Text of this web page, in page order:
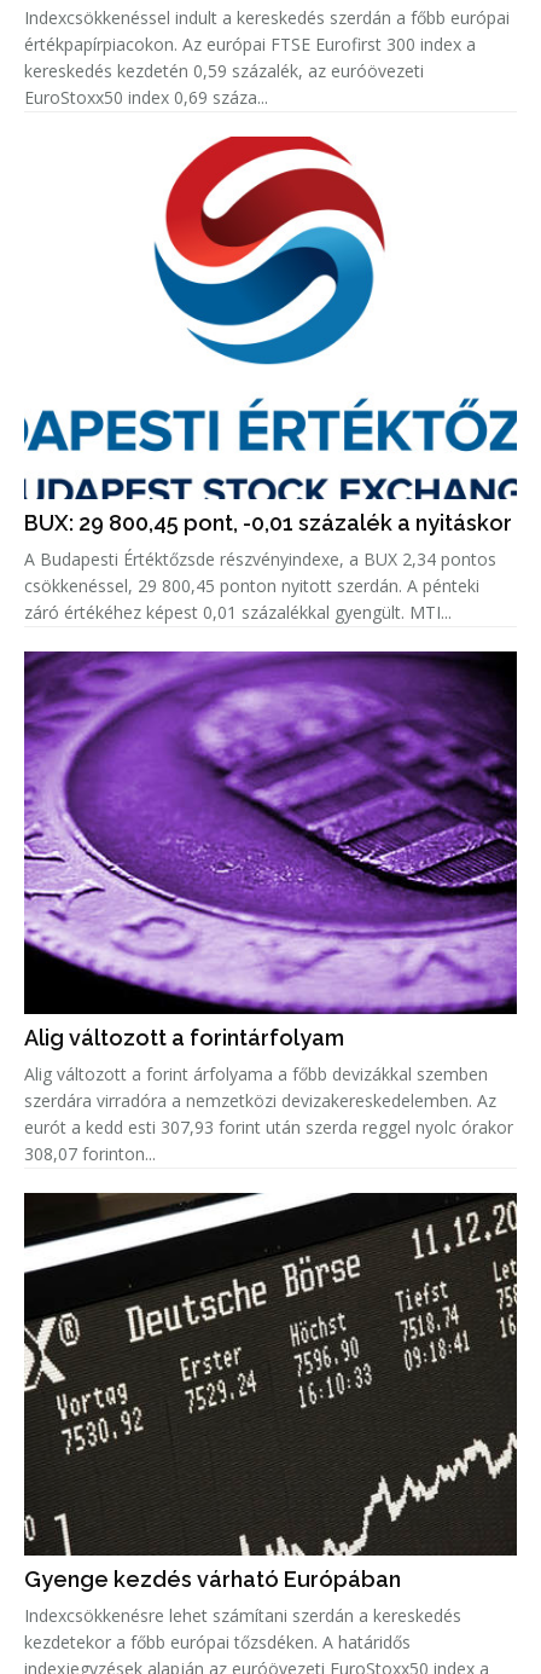
Indexcsökkenéssel indult a kereskedés szerdán a főbb európai
értékpapírpiacokon. Az európai FTSE Eurofirst 300 index a
kereskedés kezdetén 0,59 százalék, az euróövezeti
EuroStoxx50 index 0,69 száza...
BUX: 29 800,45 pont, -0,01 százalék a nyitáskor
A Budapesti Értéktőzsde részvényindexe, a BUX 2,34 pontos
csökkenéssel, 29 800,45 ponton nyitott szerdán. A pénteki
záró értékéhez képest 0,01 százalékkal gyengült. MTI...
Alig változott a forintárfolyam
Alig változott a forint árfolyama a főbb devizákkal szemben
szerdára virradóra a nemzetközi devizakereskedelemben. Az
eurót a kedd esti 307,93 forint után szerda reggel nyolc órakor
308,07 forinton...
Gyenge kezdés várható Európában
Indexcsökkenésre lehet számítani szerdán a kereskedés
kezdetekor a főbb európai tőzsdéken. A határidős
indexjegyzések alapján az euróövezeti EuroStoxx50 index a